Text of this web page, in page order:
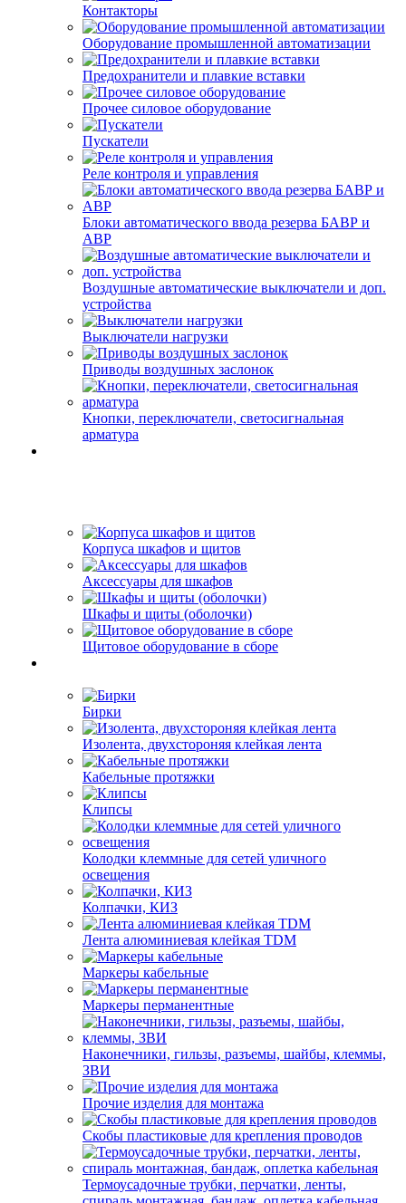
Контакторы
Оборудование промышленной автоматизации
Предохранители и плавкие вставки
Прочее силовое оборудование
Пускатели
Реле контроля и управления
Блоки автоматического ввода резерва БАВР и
АВР
Воздушные автоматические выключатели и доп.
устройства
Выключатели нагрузки
Приводы воздушных заслонок
Кнопки, переключатели, светосигнальная
арматура
Корпуса шкафов и щитов
Аксессуары для шкафов
Шкафы и щиты (оболочки)
Щитовое оборудование в сборе
Бирки
Изолента, двухстороняя клейкая лента
Кабельные протяжки
Клипсы
Колодки клеммные для сетей уличного
освещения
Колпачки, КИЗ
Лента алюминиевая клейкая TDM
Маркеры кабельные
Маркеры перманентные
Наконечники, гильзы, разъемы, шайбы, клеммы,
ЗВИ
Прочие изделия для монтажа
Скобы пластиковые для крепления проводов
Термоусадочные трубки, перчатки, ленты,